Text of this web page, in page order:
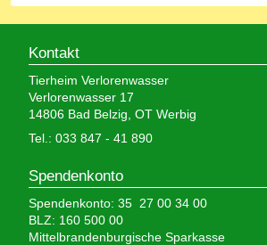
Kontakt
Tierheim Verlorenwasser
Verlorenwasser 17
14806 Bad Belzig, OT Werbig
Tel.: 033 847 - 41 890
Spendenkonto
Spendenkonto: 35 27 00 34 00
BLZ: 160 500 00
Mittelbrandenburgische Sparkasse